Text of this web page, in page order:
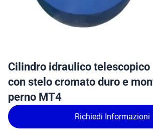
Cilindro idraulico
con stelo cromato duro e
perno MT4
Richiedi Informazioni